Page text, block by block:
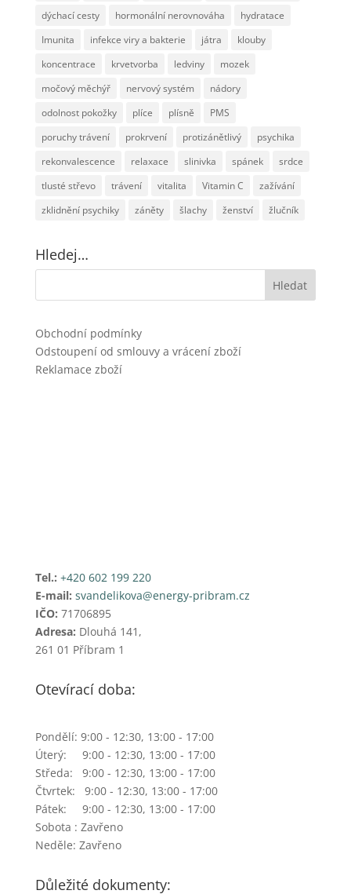
dýchací cesty
hormonální nerovnováha
hydratace
Imunita
infekce viry a bakterie játra
klouby
koncentrace
krvetvorba ledviny
mozek
močový měchýř
nervový systém
nádory
odolnost pokožky
plíce plísně
PMS
poruchy trávení
prokrvení protizánětlivý
psychika
rekonvalescence
relaxace slinivka spánek
srdce
tlusté střevo
trávení vitalita Vitamin C
zažívání
zklidnění psychiky
záněty šlachy ženství žlučník
Hledej…
Obchodní podmínky
Odstoupení od smlouvy a vrácení zboží
Reklamace zboží
Tel.: +420 602 199 220
E-mail: svandelikova@energy-pribram.cz
IČO: 71706895
Adresa: Dlouhá 141,
261 01 Příbram 1
Otevírací doba:
Pondělí: 9:00 - 12:30, 13:00 - 17:00
Úterý: 9:00 - 12:30, 13:00 - 17:00
Středa: 9:00 - 12:30, 13:00 - 17:00
Čtvrtek: 9:00 - 12:30, 13:00 - 17:00
Pátek: 9:00 - 12:30, 13:00 - 17:00
Sobota : Zavřeno
Neděle: Zavřeno
Důležité dokumenty: